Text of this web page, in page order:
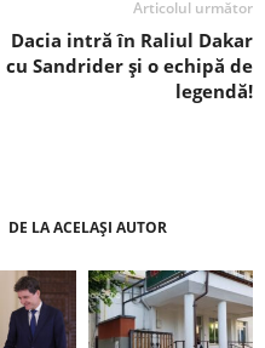
Articolul următor
Dacia intră în Raliul Dakar
cu Sandrider și o echipă de
legendă!
DE LA ACELAȘI AUTOR